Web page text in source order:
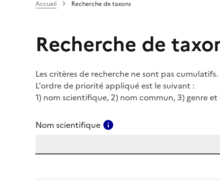
Accueil Recherche de taxons
Recherche de
Les critères de recherche ne sont pas cumulatifs.
L'ordre de priorité appliqué est le suivant :
1) nom scientifique, 2) nom commun, 3) genre
Nom scientifique